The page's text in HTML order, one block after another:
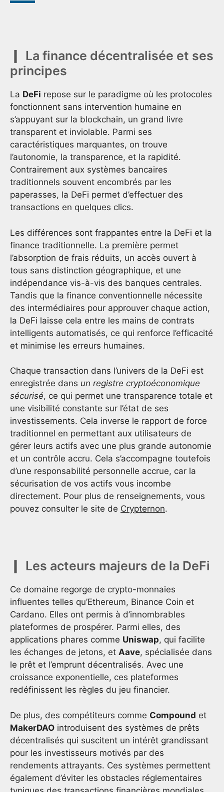
La finance décentralisée et ses
principes
La DeFi repose sur le paradigme où les protocoles
fonctionnent sans intervention humaine en
s’appuyant sur la blockchain, un grand livre
transparent et inviolable. Parmi ses
caractéristiques marquantes, on trouve
l’autonomie, la transparence, et la rapidité.
Contrairement aux systèmes bancaires
traditionnels souvent encombrés par les
paperasses, la DeFi permet d’effectuer des
transactions en quelques clics.
Les différences sont frappantes entre la DeFi et la
finance traditionnelle. La première permet
l’absorption de frais réduits, un accès ouvert à
tous sans distinction géographique, et une
indépendance vis-à-vis des banques centrales.
Tandis que la finance conventionnelle nécessite
des intermédiaires pour approuver chaque action,
la DeFi laisse cela entre les mains de contrats
intelligents automatisés, ce qui renforce l’efficacité
et minimise les erreurs humaines.
Chaque transaction dans l’univers de la DeFi est
enregistrée dans un registre cryptoéconomique
sécurisé, ce qui permet une transparence totale et
une visibilité constante sur l’état de ses
investissements. Cela inverse le rapport de force
traditionnel en permettant aux utilisateurs de
gérer leurs actifs avec une plus grande autonomie
et un contrôle accru. Cela s’accompagne toutefois
d’une responsabilité personnelle accrue, car la
sécurisation de vos actifs vous incombe
directement. Pour plus de renseignements, vous
pouvez consulter le site de Crypternon.
Les acteurs majeurs de la DeFi
Ce domaine regorge de crypto-monnaies
influentes telles qu’Ethereum, Binance Coin et
Cardano. Elles ont permis à d’innombrables
plateformes de prospérer. Parmi elles, des
applications phares comme Uniswap, qui facilite
les échanges de jetons, et Aave, spécialisée dans
le prêt et l’emprunt décentralisés. Avec une
croissance exponentielle, ces plateformes
redéfinissent les règles du jeu financier.
De plus, des compétiteurs comme Compound et
MakerDAO introduisent des systèmes de prêts
décentralisés qui suscitent un intérêt grandissant
pour les investisseurs motivés par des
rendements attrayants. Ces systèmes permettent
également d’éviter les obstacles réglementaires